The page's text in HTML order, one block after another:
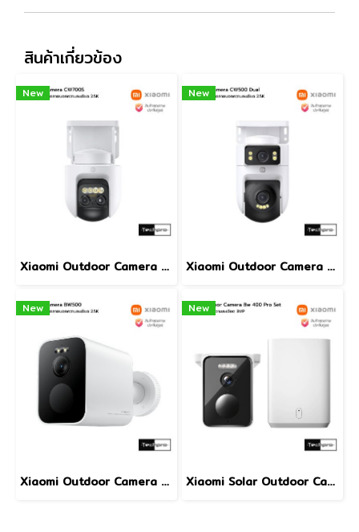
สินค้าเกี่ยวข้อง
New
Xiaomi Outdoor Camera CW700S กล้องวงจรปิดติดภายนอกความละเอียด 2.5K การซูม 9x สองเลนส์ พร้อมการเฝ้าระวัง 360° เพื่อความอุ่นใจ รุ่น CW700S
New
Xiaomi Outdoor Camera CW500 Dual กล้องวงจรปิดติดภายนอกความละเอียด 2.5K สองเลนส์ สองฟุตเทจ สองมุมภาพเสริมความปลอดภัย รุ่น CW500 Dual
New
Xiaomi Outdoor Camera BW500 กล้องวงจรปิดติดภายนอกความละเอียด 2.5K ขับเคลื่อนด้วย AI เพื่อการปกป้องและการรักษาความปลอดภัยที่มีประสิทธิภาพ รุ่น BW500
New
Xiaomi Solar Outdoor Camera BW 400 Pro Set กล้องวงจรปิดติดภายนอกความละเอียด 2.5K มีแบตเตอรี่พลังงานแสงอาทิตย์เพื่อการเฝ้าดูแลบ้านที่มีคุณภาพสูงอย่างต่อเนื่อง รุ่น BW 400 Pro